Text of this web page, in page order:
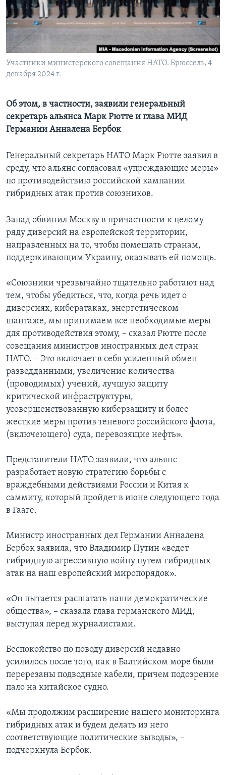
Learning English
СОЦИАЛЬНЫЕ СЕТИ
Участники министерского совещания НАТО. Брюссель, 4
декабря 2024 г.
Об этом, в частности, заявили генеральный
секретарь альянса Марк Рютте и глава МИД
Германии Анналена Бербок
Генеральный секретарь НАТО Марк Рютте заявил в
среду, что альянс согласовал «упреждающие меры»
по противодействию российской кампании
гибридных атак против союзников.
Запад обвинил Москву в причастности к целому
ряду диверсий на европейской территории,
направленных на то, чтобы помешать странам,
поддерживающим Украину, оказывать ей помощь.
«Союзники чрезвычайно тщательно работают над
тем, чтобы убедиться, что, когда речь идет о
диверсиях, кибератаках, энергетическом
шантаже, мы принимаем все необходимые меры
для противодействия этому, – сказал Рютте после
совещания министров иностранных дел стран
НАТО. – Это включает в себя усиленный обмен
разведданными, увеличение количества
(проводимых) учений, лучшую защиту
критической инфраструктуры,
усовершенствованную киберзащиту и более
жесткие меры против теневого российского флота,
(включеющего) суда, перевозящие нефть».
Представители НАТО заявили, что альянс
разработает новую стратегию борьбы с
враждебными действиями России и Китая к
саммиту, который пройдет в июне следующего года
в Гааге.
Министр иностранных дел Германии Анналена
Бербок заявила, что Владимир Путин «ведет
гибридную агрессивную войну путем гибридных
атак на наш европейский миропорядок».
«Он пытается расшатать наши демократические
общества», – сказала глава германского МИД,
выступая перед журналистами.
Беспокойство по поводу диверсий недавно
усилилось после того, как в Балтийском море были
перерезаны подводные кабели, причем подозрение
пало на китайское судно.
«Мы продолжим расширение нашего мониторинга
гибридных атак и будем делать из него
соответствующие политические выводы», –
подчеркнула Бербок.